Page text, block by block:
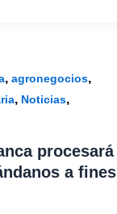
, agronegocios,
, Noticias,
procesará
a fines